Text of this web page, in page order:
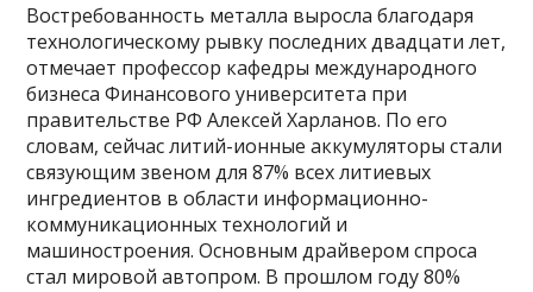
Востребованность металла выросла благодаря
технологическому рывку последних двадцати лет,
отмечает профессор кафедры международного
бизнеса Финансового университета при
правительстве РФ Алексей Харланов. По его
словам, сейчас литий-ионные аккумуляторы стали
связующим звеном для 87% всех литиевых
ингредиентов в области информационно-
коммуникационных технологий и
машиностроения. Основным драйвером спроса
стал мировой автопром. В прошлом году 80%